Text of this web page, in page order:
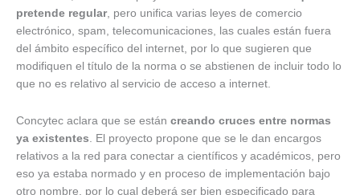
pretende regular, pero unifica varias leyes de comercio
electrónico, spam, telecomunicaciones, las cuales están fuera
del ámbito específico del internet, por lo que sugieren que
modifiquen el título de la norma o se abstienen de incluir todo lo
que no es relativo al servicio de acceso a internet.
Concytec aclara que se están creando cruces entre normas
ya existentes . El proyecto propone que se le dan encargos
relativos a la red para conectar a científicos y académicos, pero
eso ya estaba normado y en proceso de implementación bajo
otro nombre, por lo cual deberá ser bien especificado para